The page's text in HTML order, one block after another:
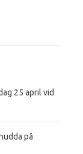
25 april vid
på